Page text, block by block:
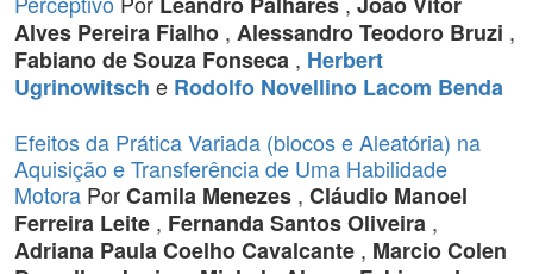
Alves Pereira Fialho , Alessandro Teodoro Bruzi ,
Fabiano de Souza Fonseca , Herbert
Ugrinowitsch e Rodolfo Novellino Lacom Benda
Efeitos da Prática Variada (blocos e Aleatória) na
Aquisição e Transferência de Uma Habilidade
Motora PorCamila Menezes , Cláudio Manoel
Ferreira Leite , Fernanda Santos Oliveira ,
Adriana Paula Coelho Cavalcante , Marcio Colen